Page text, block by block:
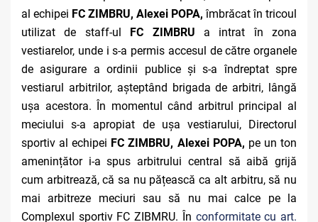
al echipei FC ZIMBRU, Alexei POPA, îmbrăcat în tricoul
utilizat de staff-ul FC ZIMBRU a intrat în zona
vestiarelor, unde i s-a permis accesul de către organele
de asigurare a ordinii publice și s-a îndreptat spre
vestiarul arbitrilor, așteptând brigada de arbitri, lângă
ușa acestora. În momentul când arbitrul principal al
meciului s-a apropiat de ușa vestiarului, Directorul
sportiv al echipei FC ZIMBRU, Alexei POPA, pe un ton
amenințător i-a spus arbitrului central să aibă grijă
cum arbitrează, că sa nu pățească ca alt arbitru, să nu
mai arbitreze meciuri sau să nu mai calce pe la
Complexul sportiv FC ZIBMRU. În conformitate cu art.